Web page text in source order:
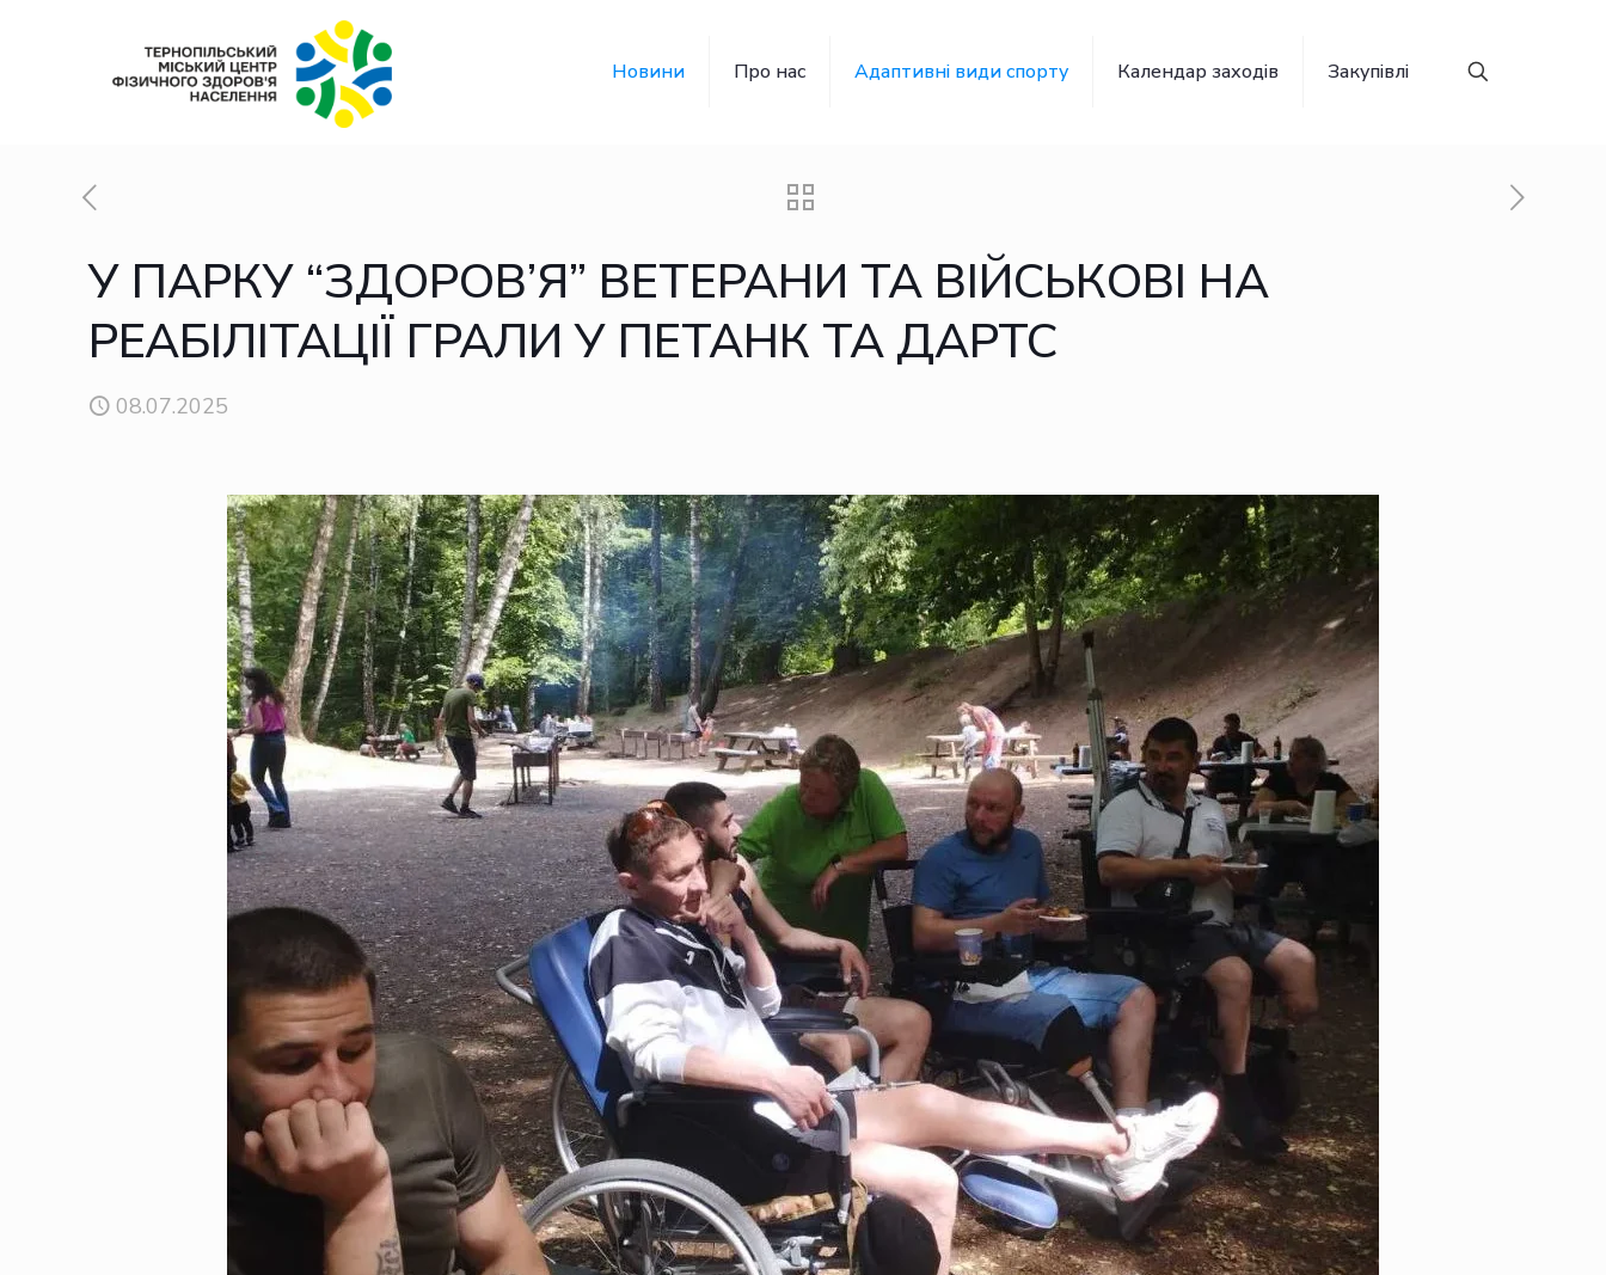
Новини Про нас Адаптивні види спорту Календар заходів Закупівлі
У ПАРКУ “ЗДОРОВ’Я” ВЕТЕРАНИ ТА ВІЙСЬКОВІ НА
РЕАБІЛІТАЦІЇ ГРАЛИ У ПЕТАНК ТА ДАРТС
08.07.2025